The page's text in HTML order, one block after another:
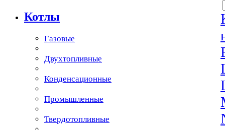
Котлы
Газовые
Двухтопливные
Конденcационные
Промышленные
Твердотопливные